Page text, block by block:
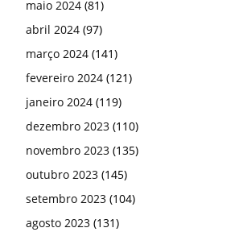
maio 2024 (81)
abril 2024 (97)
março 2024 (141)
fevereiro 2024 (121)
janeiro 2024 (119)
dezembro 2023 (110)
novembro 2023 (135)
outubro 2023 (145)
setembro 2023 (104)
agosto 2023 (131)